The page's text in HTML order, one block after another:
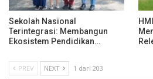
Sekolah Nasional
Terintegrasi: Membangun
Ekosistem Pendidikan…
PREV NEXT 1 dari 203